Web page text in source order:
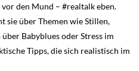
den Mund – #realtalk eben.
sie über Themen wie Stillen,
Babyblues oder Stress im
Tipps, die sich realistisch im